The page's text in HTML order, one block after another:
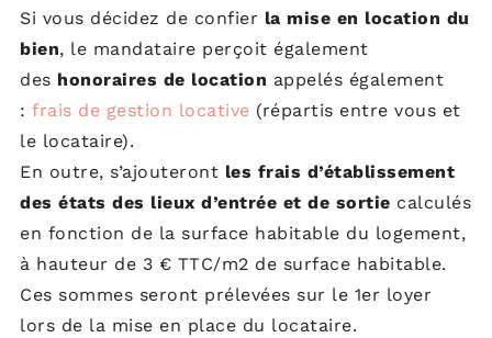
Si vous décidez de confier la mise en location du
bien, le mandataire perçoit également
des honoraires de location appelés également
: frais de gestion locative (répartis entre vous et
le locataire).
En outre, s’ajouteront les frais d’établissement
des états des lieux d’entrée et de sortie calculés
en fonction de la surface habitable du logement,
à hauteur de 3 € TTC/m2 de surface habitable.
Ces sommes seront prélevées sur le 1er loyer
lors de la mise en place du locataire.